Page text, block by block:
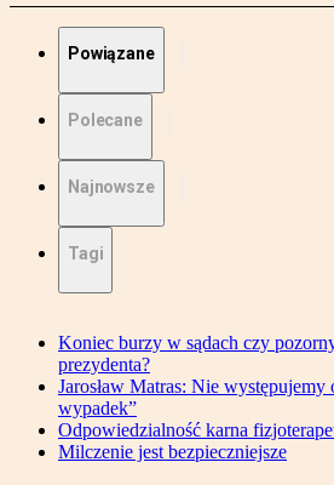
Powiązane
Polecane
Najnowsze
Tagi
Koniec burzy w sądach czy
prezydenta?
Jarosław Matras: Nie
wypadek”
Odpowiedzialność karna
Milczenie jest bezpieczniejsze